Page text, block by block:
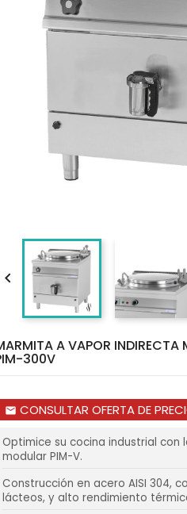
A VAPOR INDIRECTA
300V
email CONSULTAR OFERTA DE
Optimice su cocina industrial con
modular PIM-V.
Construcción en acero AISI 304,
lácteos, y alto rendimiento